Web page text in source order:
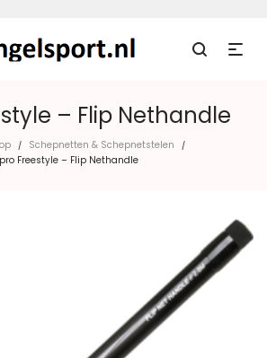
– Flip Nethandle
/ Schepnetten & Schepnetstelen /
Freestyle – Flip Nethandle